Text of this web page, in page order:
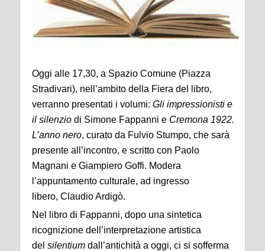
Oggi alle 17,30, a Spazio Comune (Piazza
Stradivari), nell’ambito della Fiera del libro,
verranno presentati i volumi: Gli impressionisti e
il silenzio di Simone Fappanni e Cremona 1922.
L’anno nero, curato da Fulvio Stumpo, che sarà
presente all’incontro, e scritto con Paolo
Magnani e Giampiero Goffi. Modera
l’appuntamento culturale, ad ingresso
libero, Claudio Ardigò.
Nel libro di Fappanni, dopo una sintetica
ricognizione dell’interpretazione artistica
del silentium dall’antichità a oggi, ci si sofferma